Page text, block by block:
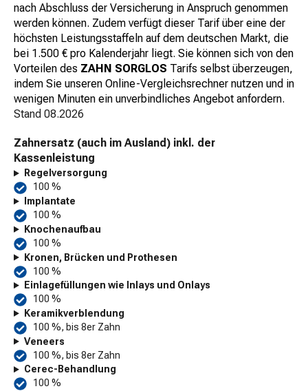
nach Abschluss der Versicherung in Anspruch genommen
werden können. Zudem verfügt dieser Tarif über eine der
höchsten Leistungsstaffeln auf dem deutschen Markt, die
bei 1.500 € pro Kalenderjahr liegt. Sie können sich von den
Vorteilen des ZAHN SORGLOS Tarifs selbst überzeugen,
indem Sie unseren Online-Vergleichsrechner nutzen und in
wenigen Minuten ein unverbindliches Angebot anfordern.
Stand 08.2026
Zahnersatz (auch im Ausland) inkl. der
Kassenleistung
Regelversorgung
100 %
Implantate
100 %
Knochenaufbau
100 %
Kronen, Brücken und Prothesen
100 %
Einlagefüllungen wie Inlays und Onlays
100 %
Keramikverblendung
100 %, bis 8er Zahn
Veneers
100 %, bis 8er Zahn
Cerec-Behandlung
100 %